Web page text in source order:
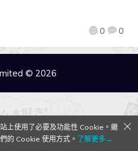
0 0
© 2026
上使用了必要及功能性 Cookie。繼
的 Cookie 使用方式。 了解更多→